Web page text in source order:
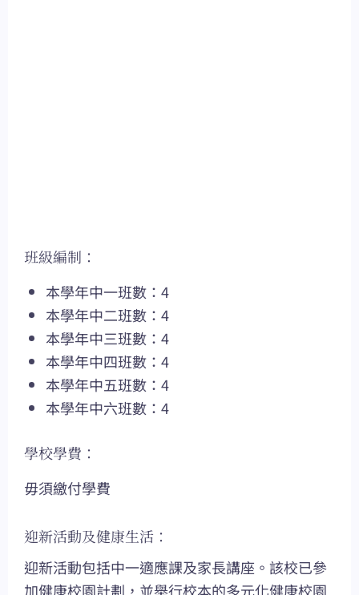
班級編制：
本學年中一班數：4
本學年中二班數：4
本學年中三班數：4
本學年中四班數：4
本學年中五班數：4
本學年中六班數：4
學校學費：
毋須繳付學費
迎新活動及健康生活：
迎新活動包括中一適應課及家長講座。該校已參
加健康校園計劃，並舉行校本的多元化健康校園